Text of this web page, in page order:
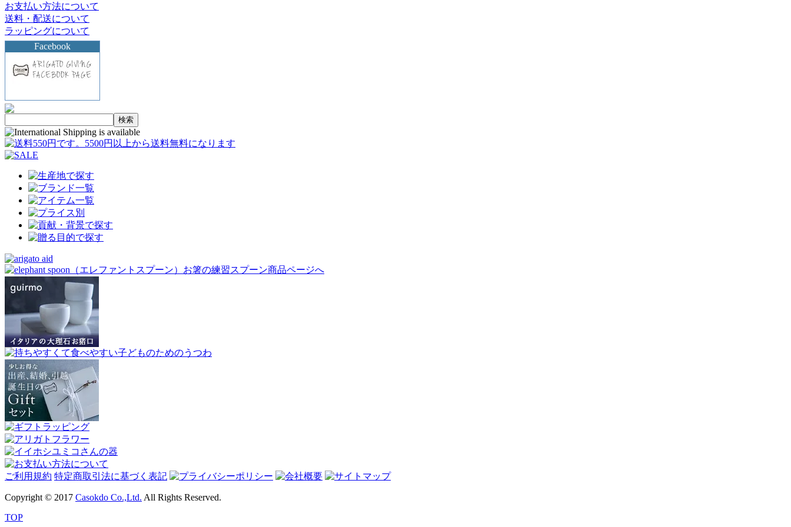
お支払い方法について
送料・配送について
ラッピングについて
Facebook
ご利用規約 特定商取引法に基づく表記
Copyright © 2017 Casokdo Co.,Ltd. All Rights Reserved.
TOP